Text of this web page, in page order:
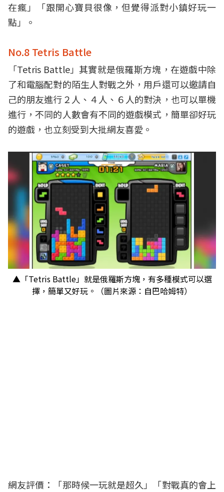
在瘋」「跟開心寶貝很像，但覺得派對小鎮好玩一
點」。
No.8 Tetris Battle
「Tetris Battle」其實就是俄羅斯方塊，在遊戲中除
了和電腦配對的陌生人對戰之外，用戶還可以邀請自
己的朋友進行２人、４人、６人的對決，也可以單機
進行，不同的人數會有不同的遊戲模式，簡單卻好玩
的遊戲，也立刻受到大批網友喜愛。
▲「Tetris Battle」就是俄羅斯方塊，有多種模式可以選
擇，簡單又好玩。（圖片來源：自巴哈姆特）
網友評價：「那時候一玩就是超久」「對戰真的會上